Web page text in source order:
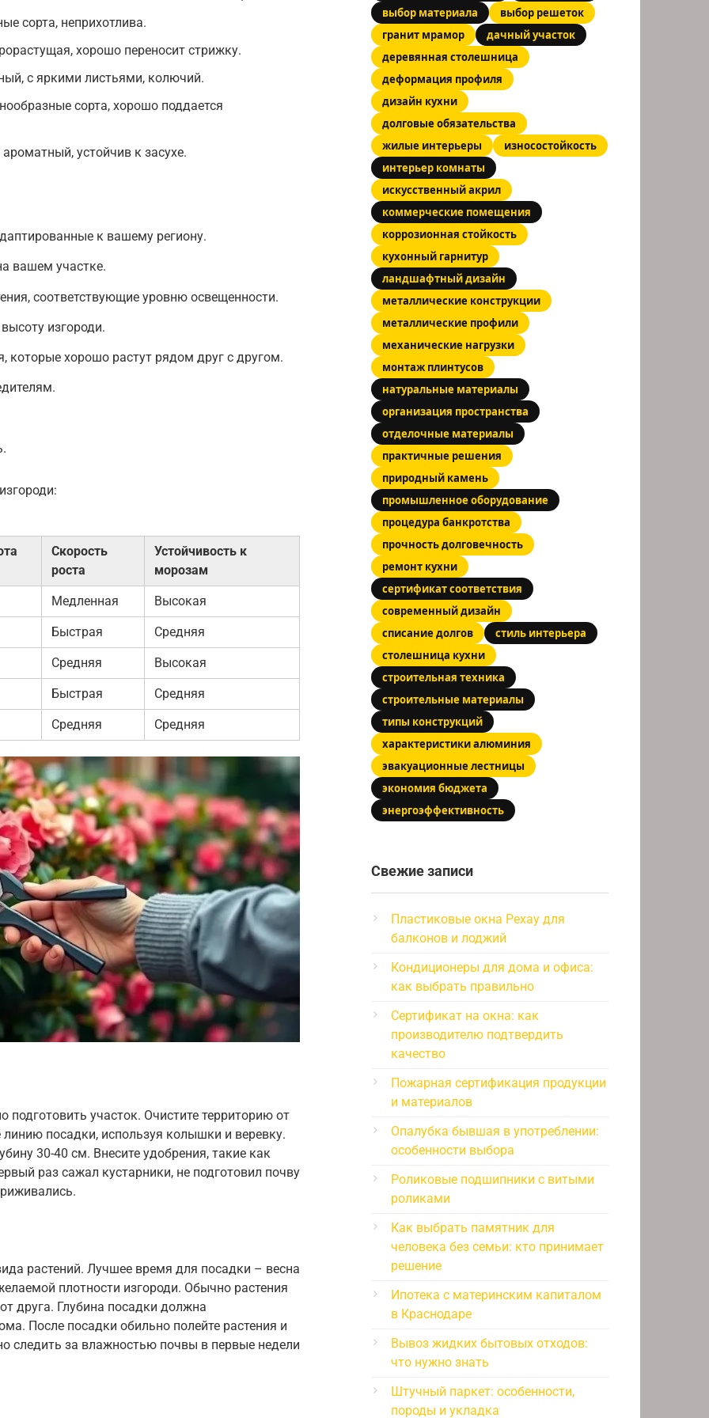
сорта, неприхотлива.
хорошо переносит стрижку.
с яркими листьями, колючий.
сорта, хорошо поддается
устойчив к засухе.
к вашему региону.
вашем участке.
соответствующие уровню освещенности.
изгороди.
которые хорошо растут рядом друг с другом.
Скорость
роста
Устойчивость к
морозам
Медленная Высокая
Быстрая Средняя
Средняя Высокая
Быстрая Средняя
Средняя Средняя
участок. Очистите территорию от
посадки, используя колышки и веревку.
30-40 см. Внесите удобрения, такие как
раз сажал кустарники, не подготовил почву
растений. Лучшее время для посадки – весна
плотности изгороди. Обычно растения
друга. Глубина посадки должна
После посадки обильно полейте растения и
следить за влажностью почвы в первые недели
выбор материала
выбор решеток
гранит мрамор
дачный участок
деревянная столешница
деформация профиля
дизайн кухни
долговые обязательства
жилые интерьеры
износостойкость
интерьер комнаты
искусственный акрил
коммерческие помещения
коррозионная стойкость
кухонный гарнитур
ландшафтный дизайн
металлические конструкции
металлические профили
механические нагрузки
монтаж плинтусов
натуральные материалы
организация пространства
отделочные материалы
практичные решения
природный камень
промышленное оборудование
процедура банкротства
прочность долговечность
ремонт кухни
сертификат соответствия
современный дизайн
списание долгов
стиль интерьера
столешница кухни
строительная техника
строительные материалы
типы конструкций
характеристики алюминия
эвакуационные лестницы
экономия бюджета
энергоэффективность
Свежие записи
Пластиковые окна Рехау для
балконов и лоджий
Кондиционеры для дома и офиса:
как выбрать правильно
Сертификат на окна: как
производителю подтвердить
качество
Пожарная сертификация продукции
и материалов
Опалубка бывшая в употреблении:
особенности выбора
Роликовые подшипники с витыми
роликами
Как выбрать памятник для
человека без семьи: кто принимает
решение
Ипотека с материнским капиталом
в Краснодаре
Вывоз жидких бытовых отходов:
что нужно знать
Штучный паркет: особенности,
породы и укладка